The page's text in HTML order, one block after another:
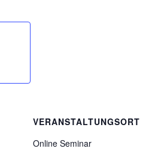
VERANSTALTUNGSORT
Online Seminar